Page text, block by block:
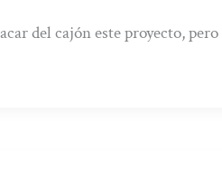
del cajón este proyecto, pero